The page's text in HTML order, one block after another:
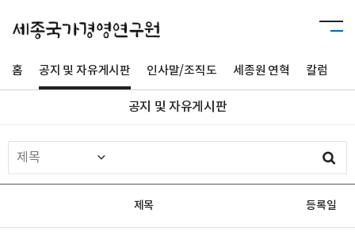
홈 공지 및 자유게시판 인사말/조직도 세종원 연혁 칼럼
공지 및 자유게시판
제목 등록일